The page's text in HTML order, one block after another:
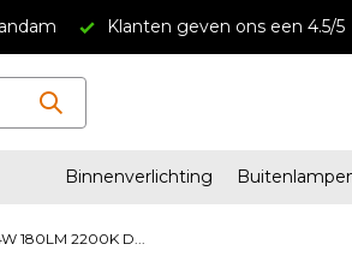
Klanten geven ons een 4.5/5
Binnenverlichting
180LM 2200K D...